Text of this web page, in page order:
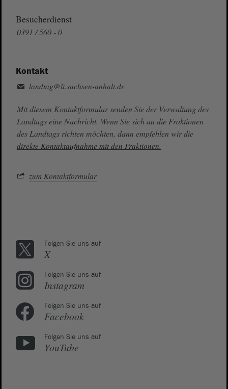
Besucherdienst
0391 / 560 - 0
Kontakt
landtag@lt.sachsen-anhalt.de
Mit diesem Kontaktformular senden Sie der Verwaltung des
Landtags eine Nachricht. Wenn Sie sich an die Fraktionen
des Landtags richten möchten, dann empfehlen wir die
direkte Kontaktaufnahme mit den Fraktionen.
zum Kontaktformular
Folgen Sie uns auf
X
Folgen Sie uns auf
Instagram
Folgen Sie uns auf
Facebook
Folgen Sie uns auf
YouTube